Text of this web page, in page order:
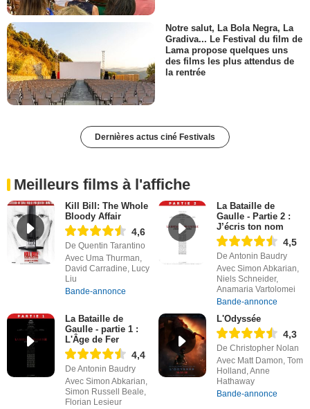
Notre salut, La Bola Negra, La
Gradiva... Le Festival du film de
Lama propose quelques uns
des films les plus attendus de
la rentrée
Dernières actus ciné Festivals
Meilleurs films à l'affiche
Kill Bill: The Whole
Bloody Affair
4,6
De Quentin Tarantino
Avec Uma Thurman,
David Carradine, Lucy
Liu
Bande-annonce
La Bataille de
Gaulle - Partie 2 :
J’écris ton nom
4,5
De Antonin Baudry
Avec Simon Abkarian,
Niels Schneider,
Anamaria Vartolomei
Bande-annonce
La Bataille de
Gaulle - partie 1 :
L'Âge de Fer
4,4
De Antonin Baudry
Avec Simon Abkarian,
Simon Russell Beale,
Florian Lesieur
L'Odyssée
4,3
De Christopher Nolan
Avec Matt Damon, Tom
Holland, Anne
Hathaway
Bande-annonce